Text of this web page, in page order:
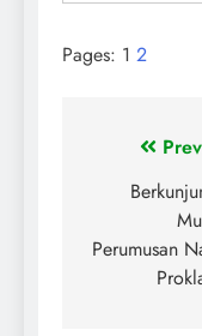
Pages: 1 2
Perumusan